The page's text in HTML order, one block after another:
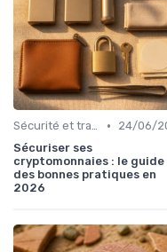
Sécurité et transparence •
24/06/
Sécuriser ses
cryptomonnaies : le guide
des bonnes pratiques en
2026